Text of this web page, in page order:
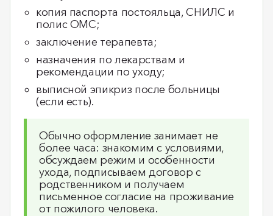
копия паспорта постояльца, СНИЛС и
полис ОМС;
заключение терапевта;
назначения по лекарствам и
рекомендации по уходу;
выписной эпикриз после больницы
(если есть).
Обычно оформление занимает не
более часа: знакомим с условиями,
обсуждаем режим и особенности
ухода, подписываем договор с
родственником и получаем
письменное согласие на проживание
от пожилого человека.